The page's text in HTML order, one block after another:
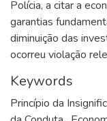
Polícia, a citar a
garantias
diminuição das
ocorreu violação
Keywords
Princípio da